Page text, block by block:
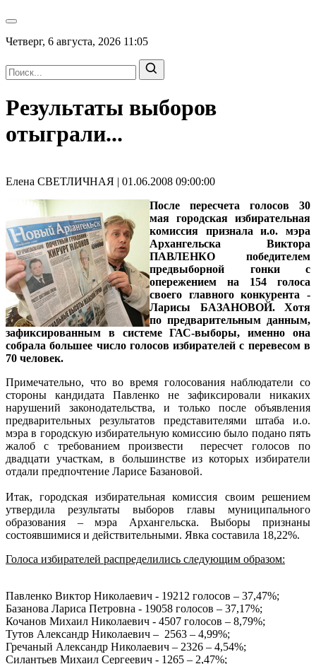
Четверг, 6 августа, 2026 11:05
Результаты выборов
отыграли...
Елена СВЕТЛИЧНАЯ | 01.06.2008 09:00:00
После пересчета голосов 30
мая городская избирательная
комиссия признала и.о. мэра
Архангельска Виктора
ПАВЛЕНКО победителем
предвыборной гонки с
опережением на 154 голоса
своего главного конкурента -
Ларисы БАЗАНОВОЙ. Хотя
по предварительным данным,
зафиксированным в системе ГАС-выборы, именно она
собрала большее число голосов избирателей с перевесом в
70 человек.
Примечательно, что во время голосования наблюдатели со
стороны кандидата Павленко не зафиксировали никаких
нарушений законодательства, и только после объявления
предварительных результатов представителями штаба и.о.
мэра в городскую избирательную комиссию было подано пять
жалоб с требованием произвести пересчет голосов по
двадцати участкам, в большинстве из которых избиратели
отдали предпочтение Ларисе Базановой.
Итак, городская избирательная комиссия своим решением
утвердила результаты выборов главы муниципального
образования – мэра Архангельска. Выборы признаны
состоявшимися и действительными. Явка составила 18,22%.
Голоса избирателей распределились следующим образом:
Павленко Виктор Николаевич - 19212 голосов – 37,47%;
Базанова Лариса Петровна - 19058 голосов – 37,17%;
Кочанов Михаил Николаевич - 4507 голосов – 8,79%;
Тутов Александр Николаевич – 2563 – 4,99%;
Гречаный Александр Николаевич – 2326 – 4,54%;
Силантьев Михаил Сергеевич - 1265 – 2,47%;